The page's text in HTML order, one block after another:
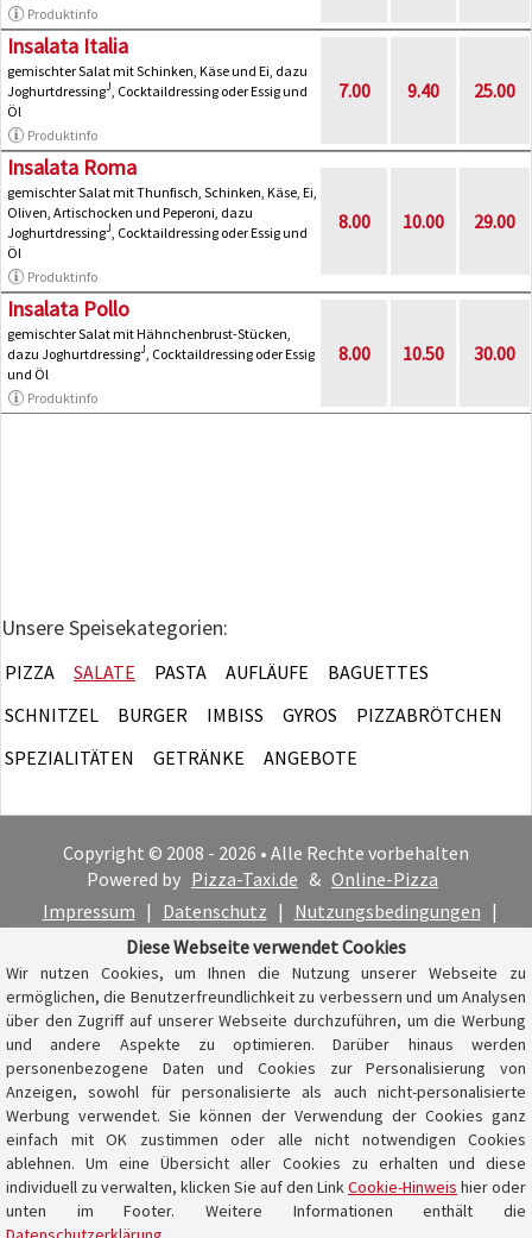
Produktinfo
Insalata Italia
gemischter Salat mit Schinken, Käse und Ei, dazu
JoghurtdressingJ
, Cocktaildressing oder Essig und
Öl
Produktinfo
7.00 9.40 25.00
Insalata Roma
gemischter Salat mit Thunfisch, Schinken, Käse, Ei,
Oliven, Artischocken und Peperoni, dazu
JoghurtdressingJ
, Cocktaildressing oder Essig und
Öl
Produktinfo
8.00 10.00 29.00
Insalata Pollo
gemischter Salat mit Hähnchenbrust-Stücken,
dazu JoghurtdressingJ
, Cocktaildressing oder Essig
und Öl
Produktinfo
8.00 10.50 30.00
Unsere Speisekategorien:
PIZZA SALATE PASTA AUFLÄUFE
BAGUETTES
SCHNITZEL
BURGER IMBISS GYROS
PIZZABRÖTCHEN
SPEZIALITÄTEN
GETRÄNKE ANGEBOTE
Copyright © 2008 - 2026 • Alle Rechte vorbehalten
Powered by Pizza-Taxi.de & Online-Pizza
Impressum | Datenschutz | Nutzungsbedingungen |
Cookie-Hinweis
Diese Webseite verwendet Cookies
Wir nutzen Cookies, um Ihnen die Nutzung unserer Webseite zu
ermöglichen, die Benutzerfreundlichkeit zu verbessern und um Analysen
über den Zugriff auf unserer Webseite durchzuführen, um die Werbung
und andere Aspekte zu optimieren. Darüber hinaus werden
personenbezogene Daten und Cookies zur Personalisierung von
Anzeigen, sowohl für personalisierte als auch nicht-personalisierte
Werbung verwendet. Sie können der Verwendung der Cookies ganz
einfach mit OK zustimmen oder alle nicht notwendigen Cookies
ablehnen. Um eine Übersicht aller Cookies zu erhalten und diese
individuell zu verwalten, klicken Sie auf den LinkCookie-Hinweis hier oder
unten im Footer. Weitere Informationen enthält die